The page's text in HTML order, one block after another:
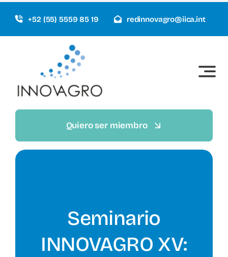
contenido
+52 (55) 5559 85 19 redinnovagro@iica.int
Quiero ser miembro
Seminario
INNOVAGRO XV: